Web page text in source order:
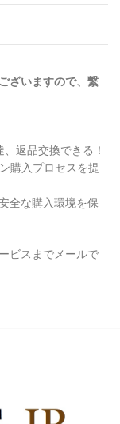
ざいますので、繋
返品交換できる！
購入プロセスを提
全な購入環境を保
ビスまでメールで